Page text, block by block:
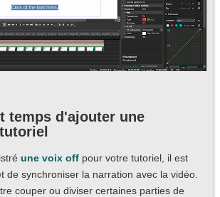
temps d'ajouter une
une voix off pour votre tutoriel, il est
de synchroniser la narration avec la vidéo.
couper ou diviser certaines parties de